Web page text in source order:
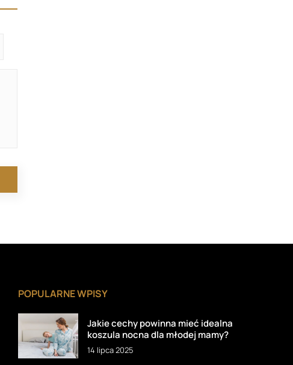
POPULARNE WPISY
Jakie cechy powinna mieć idealna
koszula nocna dla młodej mamy?
14 lipca 2025